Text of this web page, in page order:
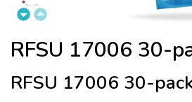
RFSU 17006 30-
RFSU 17006 30-